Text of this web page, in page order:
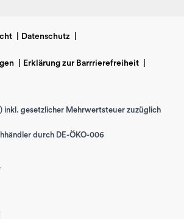
Datenschutz
Erklärung zur Barrrierefreiheit
inkl. gesetzlicher Mehrwertsteuer zuzüglich
durch DE-ÖKO-006